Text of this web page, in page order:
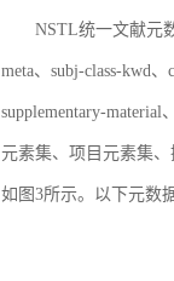
NSTL统一文献元
meta、subj-class-kwd
supplementary-
元素集、项目元素集
如图3所示。以下元数